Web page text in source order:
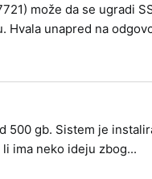
može da se ugradi
Hvala unapred na
500 gb. Sistem je
ima neko ideju zbog...